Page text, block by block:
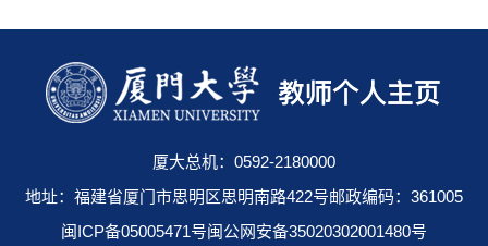
厦大总机：0592-2180000
地址：福建省厦门市思明区思明南路422号邮政编码：361005
闽ICP备05005471号闽公网安备35020302001480号